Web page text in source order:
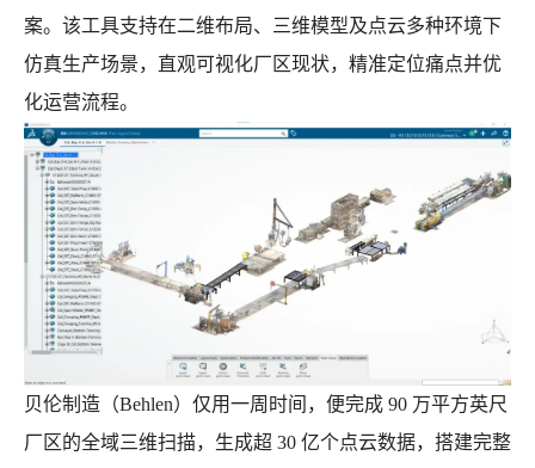
案。该工具支持在二维布局、三维模型及点云多种环境下
仿真生产场景，直观可视化厂区现状，精准定位痛点并优
化运营流程。
贝伦制造（Behlen）仅用一周时间，便完成 90 万平方英尺
厂区的全域三维扫描，生成超 30 亿个点云数据，搭建完整